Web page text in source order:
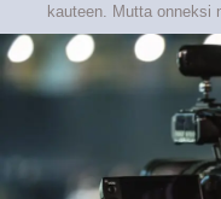
kauteen. Mutta onneksi
Jossain vaiheessa
järkyttävän huonosti
kautta sitä tuli katseltua,
kun ei